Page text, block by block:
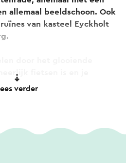
allemaal beeldschoon. Ook
van kasteel Eyckholt
fietsen is en je
het andere leuke terrasje
verder